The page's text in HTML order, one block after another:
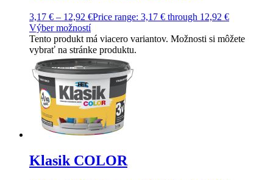
3,17 € – 12,92 €Price range: 3,17 € through 12,92 €
Výber možností
Tento produkt má viacero variantov. Možnosti si môžete
vybrať na stránke produktu.
Klasik COLOR